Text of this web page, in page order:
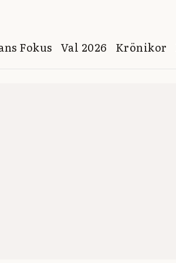
Fokus Val 2026 Krönikor